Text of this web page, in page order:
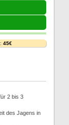
45€
2 bis 3
des Jagens in